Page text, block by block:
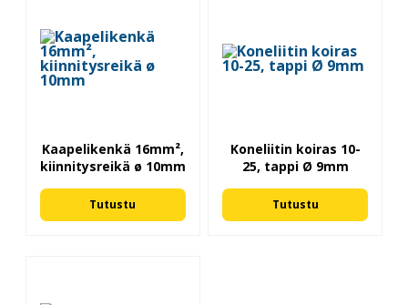
Kaapelikenkä 16mm²,
kiinnitysreikä ø 10mm
Tutustu
Koneliitin koiras 10-
25, tappi Ø 9mm
Tutustu